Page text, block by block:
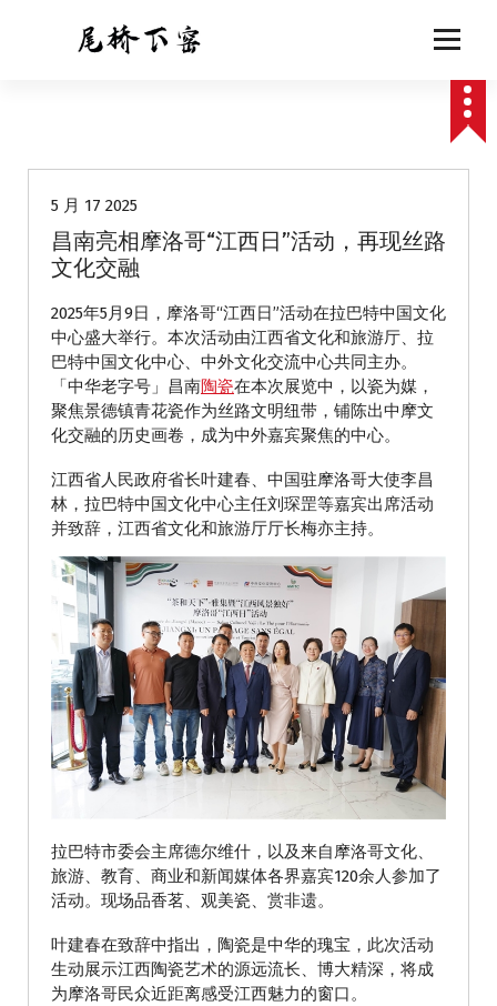
5 月 17 2025
昌南亮相摩洛哥“江西日”活动，再现丝路
文化交融
2025年5月9日，摩洛哥“江西日”活动在拉巴特中国文化
中心盛大举行。本次活动由江西省文化和旅游厅、拉
巴特中国文化中心、中外文化交流中心共同主办。
「中华老字号」昌南陶瓷在本次展览中，以瓷为媒，
聚焦景德镇青花瓷作为丝路文明纽带，铺陈出中摩文
化交融的历史画卷，成为中外嘉宾聚焦的中心。
江西省人民政府省长叶建春、中国驻摩洛哥大使李昌
林，拉巴特中国文化中心主任刘琛罡等嘉宾出席活动
并致辞，江西省文化和旅游厅厅长梅亦主持。
拉巴特市委会主席德尔维什，以及来自摩洛哥文化、
旅游、教育、商业和新闻媒体各界嘉宾120余人参加了
活动。现场品香茗、观美瓷、赏非遗。
叶建春在致辞中指出，陶瓷是中华的瑰宝，此次活动
生动展示江西陶瓷艺术的源远流长、博大精深，将成
为摩洛哥民众近距离感受江西魅力的窗口。